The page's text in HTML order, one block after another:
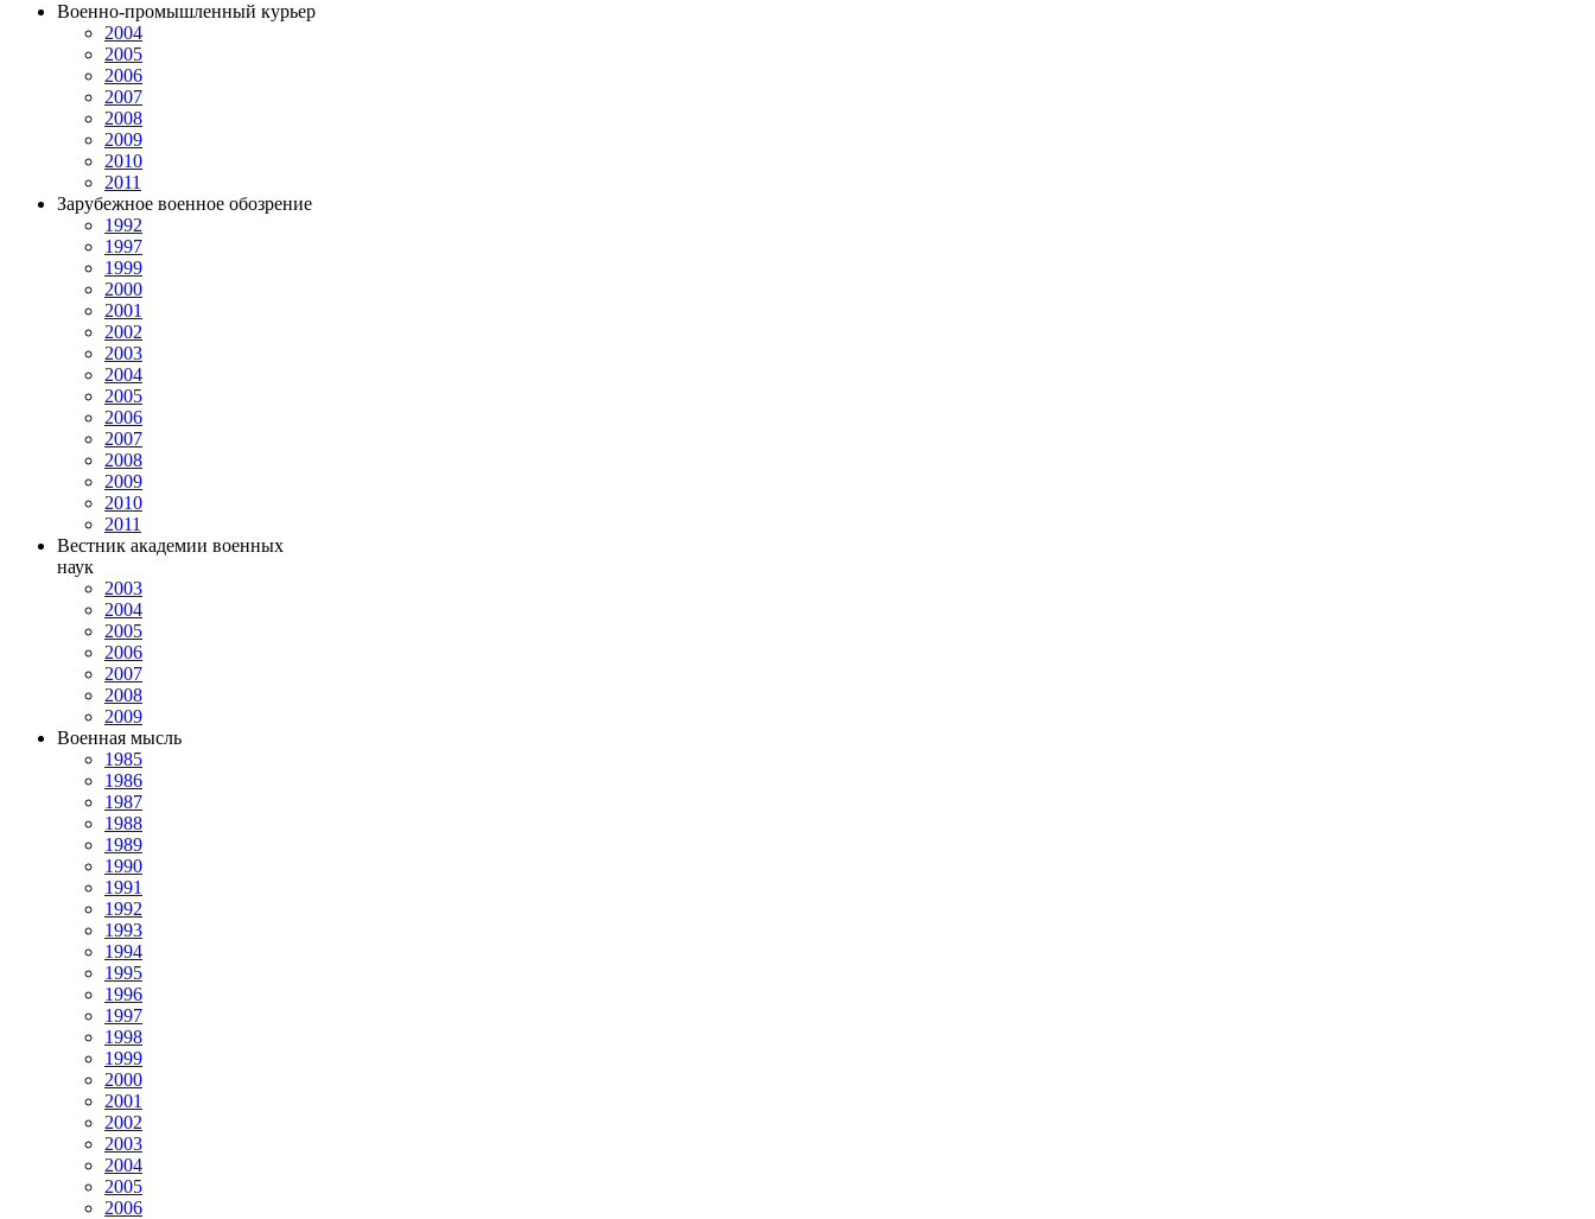
Военно-промышленный курьер
2004
2005
2006
2007
2008
2009
2010
2011
Зарубежное военное обозрение
1992
1997
1999
2000
2001
2002
2003
2004
2005
2006
2007
2008
2009
2010
2011
Вестник академии военных
наук
2003
2004
2005
2006
2007
2008
2009
Военная мысль
1985
1986
1987
1988
1989
1990
1991
1992
1993
1994
1995
1996
1997
1998
1999
2000
2001
2002
2003
2004
2005
2006